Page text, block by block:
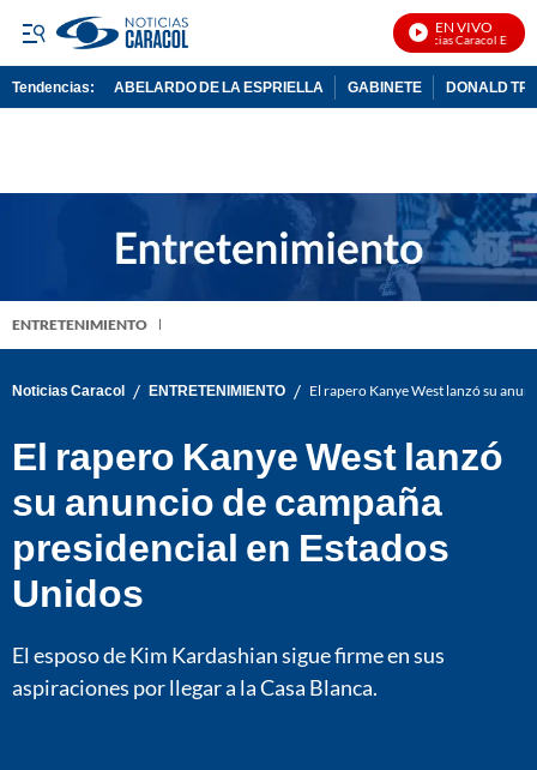
EN VIVO
Noticias Caracol En Vivo
Tendencias: ABELARDO DE LA ESPRIELLA GABINETE DONALD
ENTRETENIMIENTO
Noticias Caracol / ENTRETENIMIENTO / El rapero Kanye West lanzó su
El rapero Kanye West lanzó
su anuncio de campaña
presidencial en Estados
Unidos
El esposo de Kim Kardashian sigue firme en sus
aspiraciones por llegar a la Casa Blanca.